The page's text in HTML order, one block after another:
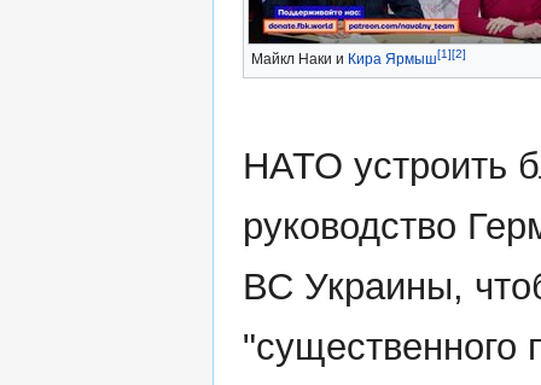
Майкл Наки и Кира Ярмыш[1][2]
НАТО устроить
руководство
ВС Украины,
"существенного